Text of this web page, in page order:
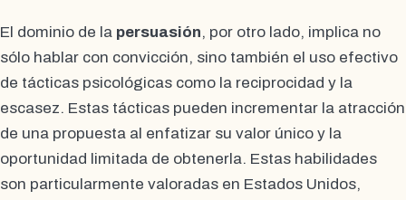
El dominio de la persuasión, por otro lado, implica no
sólo hablar con convicción, sino también el uso efectivo
de tácticas psicológicas como la reciprocidad y la
escasez. Estas tácticas pueden incrementar la atracción
de una propuesta al enfatizar su valor único y la
oportunidad limitada de obtenerla. Estas habilidades
son particularmente valoradas en Estados Unidos,